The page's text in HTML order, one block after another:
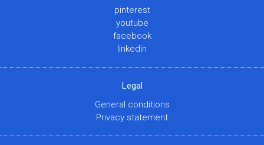
pinterest
youtube
facebook
linkedin
Legal
General conditions
Privacy statement